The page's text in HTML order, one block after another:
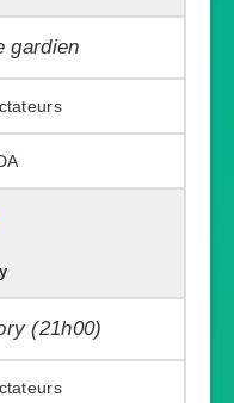
gardien
(21h00)